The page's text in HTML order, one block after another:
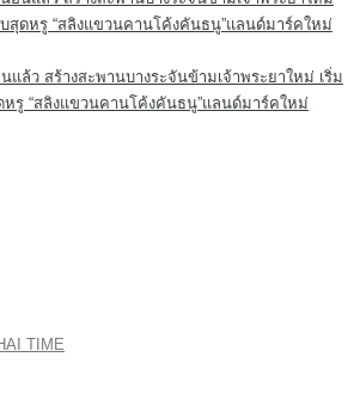
แล้ว สร้างสะพานบางระจันข้ามเจ้าพระยาใหม่ เริ่ม
รู “สลิงแขวนคานโค้งคันธนู”แลนด์มาร์คใหม่
TIME